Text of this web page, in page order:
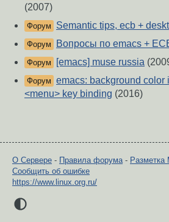
(2007)
Форум Semantic tips, ecb +
Форум Вопросы по emacs +
Форум [emacs] muse russia
Форум emacs: background color
<menu> key binding (2016)
О Сервере - Правила форума- Разметка
Сообщить об ошибке
https://www.linux.org.ru/